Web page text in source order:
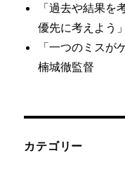
「過去や結果を
優先に考えよう
「一つのミスが
楠城徹監督
カテゴリー